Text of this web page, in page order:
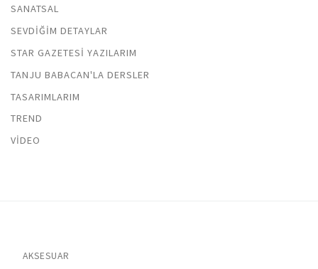
SANATSAL
SEVDIĞIM DETAYLAR
STAR GAZETESI YAZILARIM
TANJU BABACAN'LA DERSLER
TASARIMLARIM
TREND
VIDEO
AKSESUAR